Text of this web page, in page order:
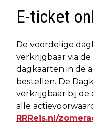
E-ticket
De voordelige
verkrijgbaar via
dagkaarten in de
bestellen. De
verkrijgbaar bij de
alle
RRReis.nl/